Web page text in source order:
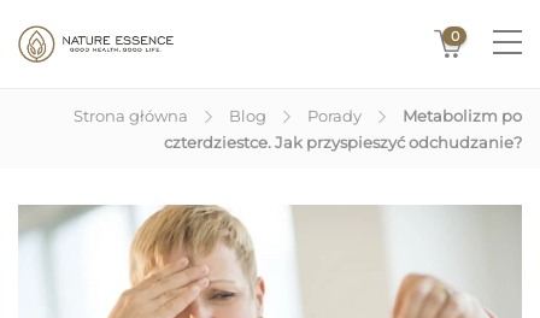
0
Strona główna Blog Porady
Metabolizm po
czterdziestce. Jak przyspieszyć odchudzanie?